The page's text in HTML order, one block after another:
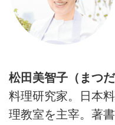
松田美智子（まつだ
料理研究家。日本
理教室を主宰。著